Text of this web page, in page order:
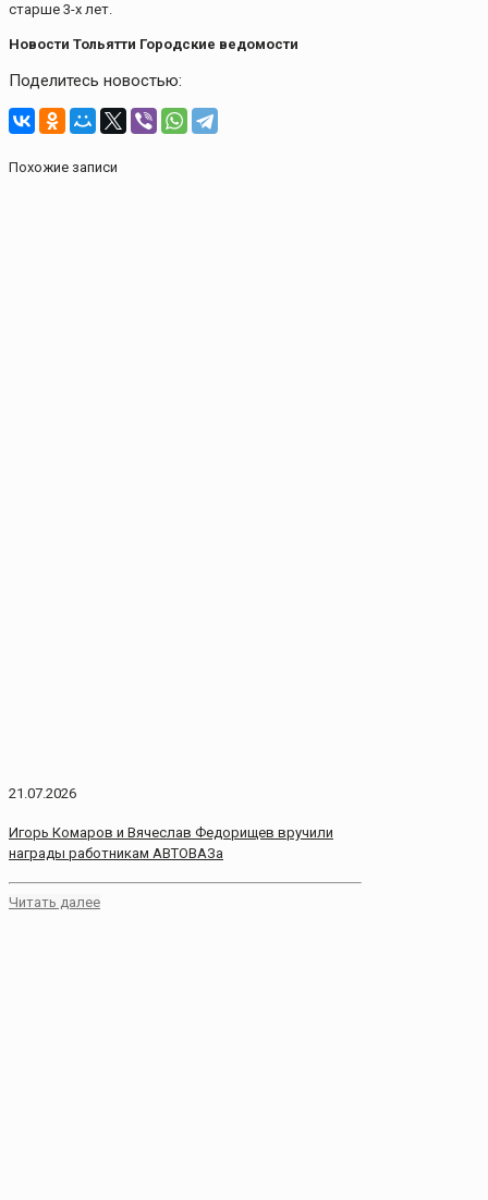
старше 3-х лет.
Новости Тольятти Городские ведомости
Поделитесь новостью:
Похожие записи
21.07.2026
Игорь Комаров и Вячеслав Федорищев вручили
награды работникам АВТОВАЗа
Читать далее